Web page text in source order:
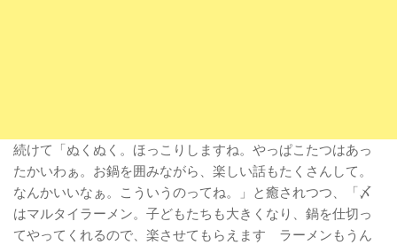
続けて「ぬくぬく。ほっこりしますね。やっぱこたつはあっ
たかいわぁ。お鍋を囲みながら、楽しい話もたくさんして。
なんかいいなぁ。こういうのってね。」と癒されつつ、「〆
はマルタイラーメン。子どもたちも大きくなり、鍋を仕切っ
てやってくれるので、楽させてもらえます ラーメンもうん